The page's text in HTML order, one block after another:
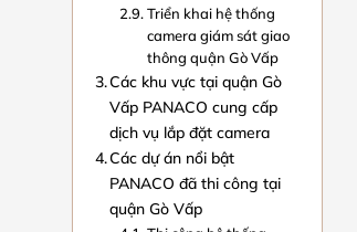
Triển khai hệ thống
camera giám sát giao
thông quận Gò Vấp
Các khu vực tại quận Gò
Vấp PANACO cung cấp
dịch vụ lắp đặt camera
Các dự án nổi bật
PANACO đã thi công tại
quận Gò Vấp